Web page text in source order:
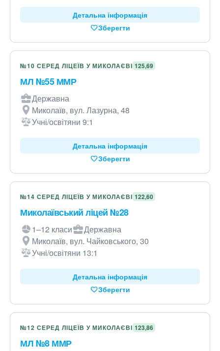
Детальна інформація
Зберегти
№10 СЕРЕД ЛІЦЕЇВ У МИКОЛАЄВІ 125,69
МЛ №55 ММР
Державна
Миколаїв, вул. Лазурна, 48
Учні/освітяни 9:1
Детальна інформація
Зберегти
№14 СЕРЕД ЛІЦЕЇВ У МИКОЛАЄВІ 122,60
Миколаївський ліцей №28
1–12 класи
Державна
Миколаїв, вул. Чайковського, 30
Учні/освітяни 13:1
Детальна інформація
Зберегти
№12 СЕРЕД ЛІЦЕЇВ У МИКОЛАЄВІ 123,86
МЛ №8 ММР